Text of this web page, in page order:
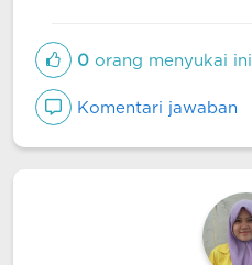
0 orang menyukai ini
Komentari jawaban